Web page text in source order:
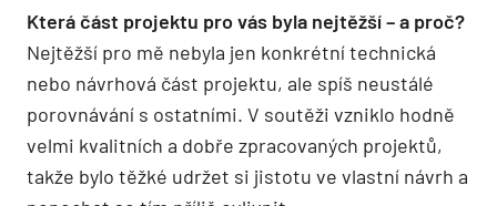
Která část projektu pro vás byla nejtěžší – a proč?
Nejtěžší pro mě nebyla jen konkrétní technická
nebo návrhová část projektu, ale spíš neustálé
porovnávání s ostatními. V soutěži vzniklo hodně
velmi kvalitních a dobře zpracovaných projektů,
takže bylo těžké udržet si jistotu ve vlastní návrh a